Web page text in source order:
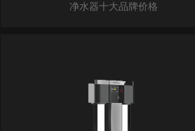
净水器十大品牌价格